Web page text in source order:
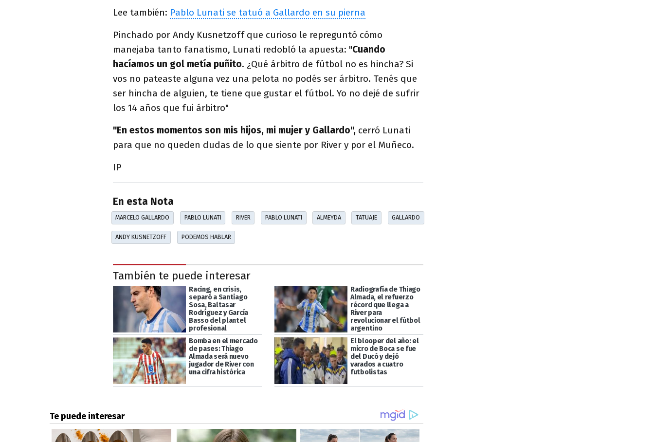
Lee también: Pablo Lunati se tatuó a Gallardo en su pierna
Pinchado por Andy Kusnetzoff que curioso le repreguntó cómo
manejaba tanto fanatismo, Lunati redobló la apuesta: "Cuando
hacíamos un gol metía puñito. ¿Qué árbitro de fútbol no es hincha? Si
vos no pateaste alguna vez una pelota no podés ser árbitro. Tenés que
ser hincha de alguien, te tiene que gustar el fútbol. Yo no dejé de sufrir
los 14 años que fui árbitro"
"En estos momentos son mis hijos, mi mujer y Gallardo", cerró Lunati
para que no queden dudas de lo que siente por River y por el Muñeco.
IP
En esta Nota
MARCELO GALLARDO PABLO LUNATI RIVER PABLO LUNATI ALMEYDA TATUAJE GALLARDO
ANDY KUSNETZOFF PODEMOS HABLAR
También te puede interesar
Racing, en crisis,
separó a Santiago
Sosa, Baltasar
Rodríguez y García
Basso del plantel
profesional
Radiografía de Thiago
Almada, el refuerzo
récord que llega a
River para
revolucionar el fútbol
argentino
Bomba en el mercado
de pases: Thiago
Almada será nuevo
jugador de River con
una cifra histórica
El blooper del año: el
micro de Boca se fue
del Ducó y dejó
varados a cuatro
futbolistas